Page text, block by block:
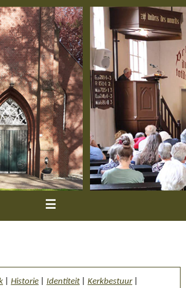
≡
| Historie Identiteit Kerkbestuur